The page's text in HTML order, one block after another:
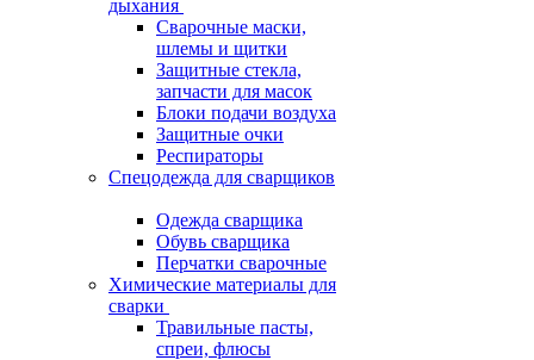
дыхания
Сварочные маски,
шлемы и щитки
Защитные стекла,
запчасти для масок
Блоки подачи воздуха
Защитные очки
Респираторы
Спецодежда для сварщиков
Одежда сварщика
Обувь сварщика
Перчатки сварочные
Химические материалы для
сварки
Травильные пасты,
спреи, флюсы